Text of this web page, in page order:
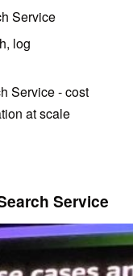
Service
log
Service - cost
at scale
Service